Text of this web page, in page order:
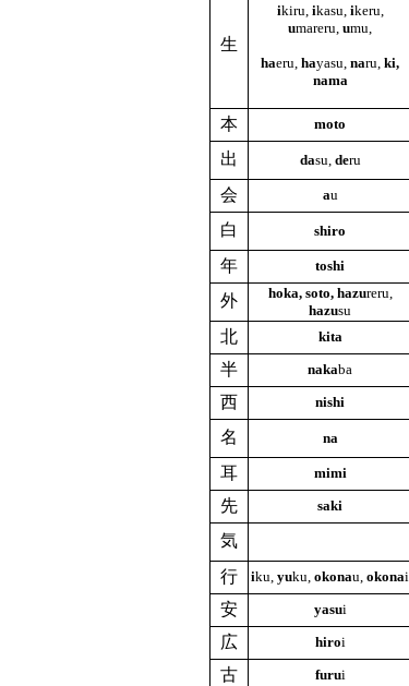
生
ikiru, ikasu, ikeru,
umareru, umu,
haeru, hayasu, naru, ki,
nama
本 moto
出 dasu, deru
会 au
白 shiro
年 toshi
外 hoka, soto, hazureru,
hazusu
北 kita
半 nakaba
西 nishi
名 na
耳 mimi
先 saki
気
行 iku, yuku, okonau, okonai
安 yasui
広 hiroi
古 furui